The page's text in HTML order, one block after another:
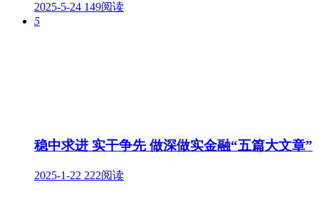
2025-5-24 149阅读
5
稳中求进 实干争先 做深做实金融“五篇大文章”
2025-1-22 222阅读